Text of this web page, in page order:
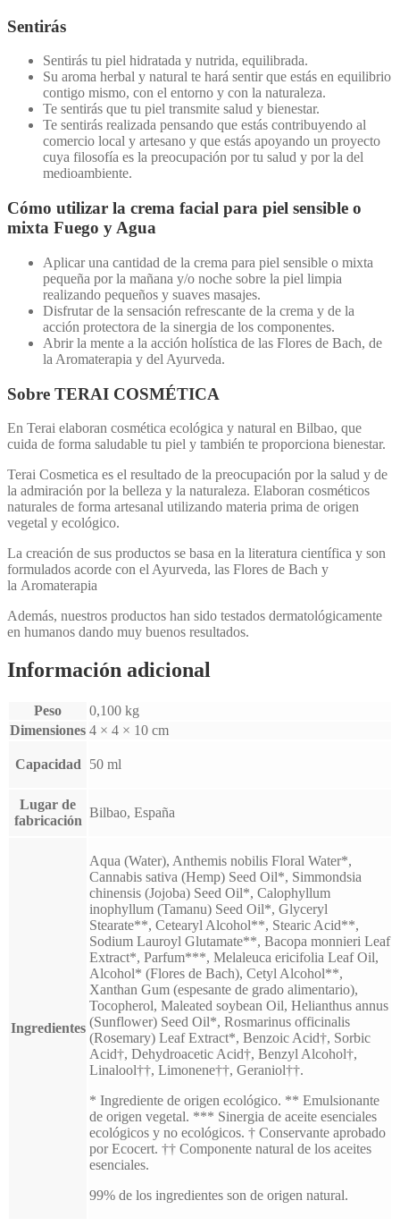
Sentirás
Sentirás tu piel hidratada y nutrida, equilibrada.
Su aroma herbal y natural te hará sentir que estás en equilibrio
contigo mismo, con el entorno y con la naturaleza.
Te sentirás que tu piel transmite salud y bienestar.
Te sentirás realizada pensando que estás contribuyendo al
comercio local y artesano y que estás apoyando un proyecto
cuya filosofía es la preocupación por tu salud y por la del
medioambiente.
Cómo utilizar la crema facial para piel sensible o
mixta Fuego y Agua
Aplicar una cantidad de la crema para piel sensible o mixta
pequeña por la mañana y/o noche sobre la piel limpia
realizando pequeños y suaves masajes.
Disfrutar de la sensación refrescante de la crema y de la
acción protectora de la sinergia de los componentes.
Abrir la mente a la acción holística de las Flores de Bach, de
la Aromaterapia y del Ayurveda.
Sobre TERAI COSMÉTICA
En Terai elaboran cosmética ecológica y natural en Bilbao, que
cuida de forma saludable tu piel y también te proporciona bienestar.
Terai Cosmetica es el resultado de la preocupación por la salud y de
la admiración por la belleza y la naturaleza. Elaboran cosméticos
naturales de forma artesanal utilizando materia prima de origen
vegetal y ecológico.
La creación de sus productos se basa en la literatura científica y son
formulados acorde con el Ayurveda, las Flores de Bach y
la Aromaterapia
Además, nuestros productos han sido testados dermatológicamente
en humanos dando muy buenos resultados.
Información adicional
Peso
0,100 kg
Dimensiones 4 × 4 × 10 cm
Capacidad 50 ml
Lugar de
fabricación
Bilbao, España
Ingredientes
Aqua (Water), Anthemis nobilis Floral Water*,
Cannabis sativa (Hemp) Seed Oil*, Simmondsia
chinensis (Jojoba) Seed Oil*, Calophyllum
inophyllum (Tamanu) Seed Oil*, Glyceryl
Stearate**, Cetearyl Alcohol**, Stearic Acid**,
Sodium Lauroyl Glutamate**, Bacopa monnieri Leaf
Extract*, Parfum***, Melaleuca ericifolia Leaf Oil,
Alcohol* (Flores de Bach), Cetyl Alcohol**,
Xanthan Gum (espesante de grado alimentario),
Tocopherol, Maleated soybean Oil, Helianthus annus
(Sunflower) Seed Oil*, Rosmarinus officinalis
(Rosemary) Leaf Extract*, Benzoic Acid†, Sorbic
Acid†, Dehydroacetic Acid†, Benzyl Alcohol†,
Linalool††, Limonene††, Geraniol††.
* Ingrediente de origen ecológico. ** Emulsionante
de origen vegetal. *** Sinergia de aceite esenciales
ecológicos y no ecológicos. † Conservante aprobado
por Ecocert. †† Componente natural de los aceites
esenciales.
99% de los ingredientes son de origen natural.